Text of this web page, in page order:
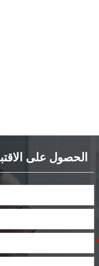
الحصول على